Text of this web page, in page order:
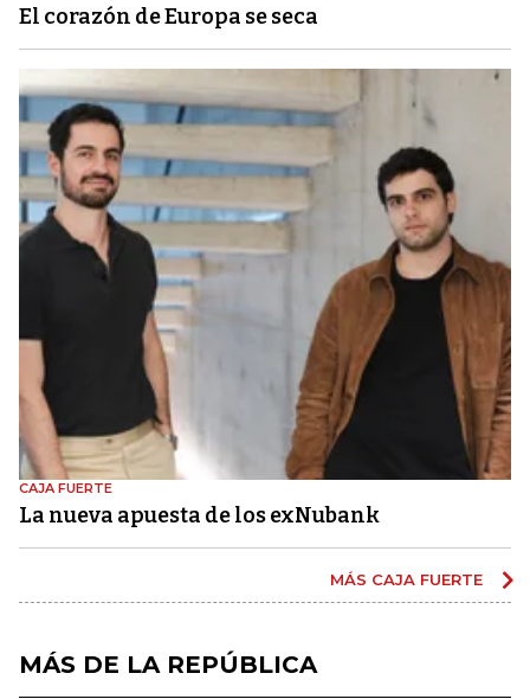
El corazón de Europa se seca
CAJA FUERTE
La nueva apuesta de los exNubank
MÁS CAJA FUERTE
MÁS DE LA REPÚBLICA